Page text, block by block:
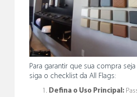
Para garantir que sua compra
siga o checklist da All Flags:
Defina o Uso Principal: